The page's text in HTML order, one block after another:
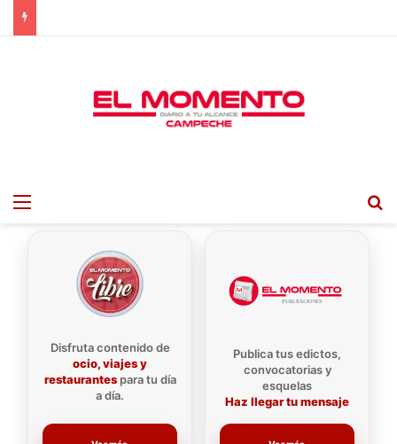
Menu
Disfruta contenido de
ocio, viajes y
restaurantespara tu día
a día.
Publica tus edictos,
convocatorias y
esquelas
Haz llegar tu mensaje